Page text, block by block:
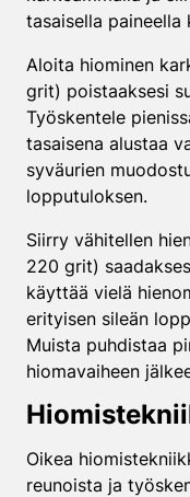
tasaisella
Aloita hiominen
grit) poistaaksesi
Työskentele
tasaisena alustaa
syväurien
lopputuloksen.
Siirry vähitellen
220 grit)
käyttää vielä
erityisen sileän
Muista puhdistaa
hiomavaiheen
Oikea
reunoista ja